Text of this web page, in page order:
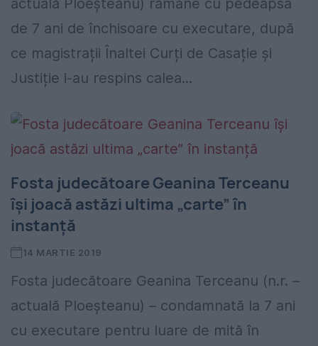
actuală Ploeșteanu) rămâne cu pedeapsa
de 7 ani de închisoare cu executare, după
ce magistrații Înaltei Curți de Casație și
Justiție i-au respins calea...
Fosta judecătoare Geanina Terceanu
își joacă astăzi ultima „carte” în
instanță
14 MARTIE 2019
Fosta judecătoare Geanina Terceanu (n.r. –
actuală Ploeșteanu) – condamnată la 7 ani
cu executare pentru luare de mită în